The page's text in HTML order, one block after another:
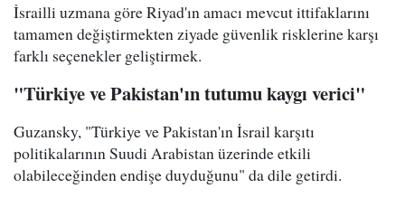
İsrailli uzmana göre Riyad'ın amacı mevcut ittifaklarını
tamamen değiştirmekten ziyade güvenlik risklerine karşı
farklı seçenekler geliştirmek.
"Türkiye ve Pakistan'ın tutumu kaygı verici"
Guzansky, "Türkiye ve Pakistan'ın İsrail karşıtı
politikalarının Suudi Arabistan üzerinde etkili
olabileceğinden endişe duyduğunu" da dile getirdi.